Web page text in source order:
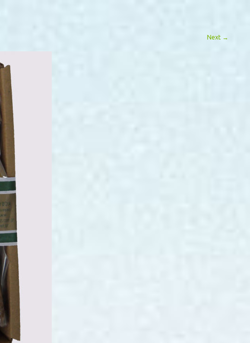
Next →